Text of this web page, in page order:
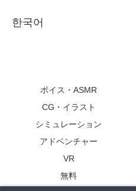
한국어
ボイス・ASMR
CG・イラスト
シミュレーション
アドベンチャー
VR
無料